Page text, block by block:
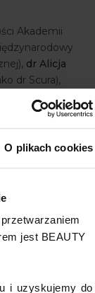
O plikach cookies
jest BEAUTY
i uzyskujemy do
Akademii
dr Alicja
dr Scura),
(ekspertki w
silnych
mentorka
eksperci